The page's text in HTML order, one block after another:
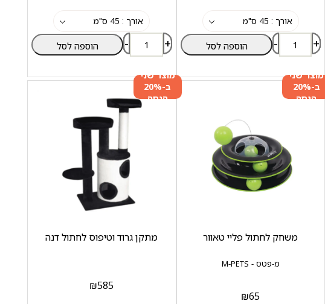
- + הוספה לסל - + הוספה לסל
מוצר שני
ב-20%
הנחה
מ-פטס - M-PETS
משחק לחתול פליי טאוור
₪65
מוצר שני
ב-20%
הנחה
מתקן גרוד וטיפוס לחתול דנה
₪585